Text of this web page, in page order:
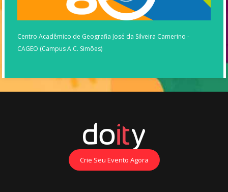
Centro Acadêmico de Geografia José da Silveira Camerino -
CAGEO (Campus A.C. Simões)
Crie Seu Evento Agora